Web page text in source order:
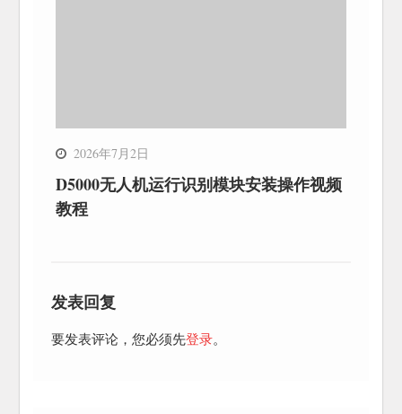
2026年7月2日
D5000无人机运行识别模块安装操作视频
教程
发表回复
要发表评论，您必须先登录。